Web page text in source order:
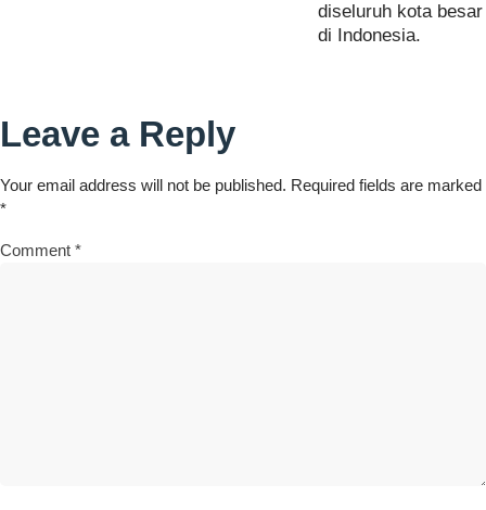
diseluruh kota besar
di Indonesia.
Leave a Reply
Your email address will not be published. Required fields are marked
*
Comment *